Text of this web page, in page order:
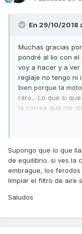
En 29/10/2018
Muchas gracias
pondré al lio con el
voy a hacer y a
reglaje no tengo ni
bien porque la
raro... Lo que si
la correa que me
Supongo que lo que
de equilibrio. si ves la
embrague, los
limpiar el filtro de aire
Saludos